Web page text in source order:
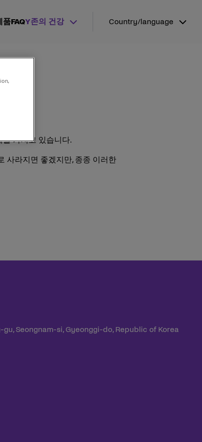
품FAQY존의 건강 Country/language
가지고 있습니다.
사라지면 좋겠지만, 종종 이러한
Seongnam-si, Gyeonggi-do, Republic of Korea